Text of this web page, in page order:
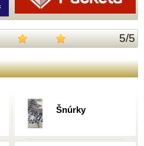
5/5
Šnúrky